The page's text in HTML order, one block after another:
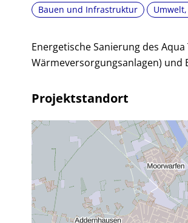
Bauen und Infrastruktur
Energetische Sanierung des
Wärmeversorgungsanlagen)
Projektstandort